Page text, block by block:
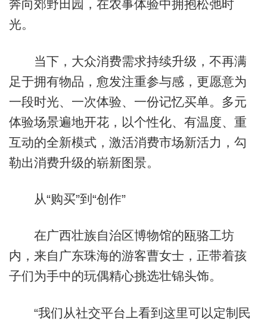
奔向郊野田园，在农事体验中拥抱松弛时
光。
当下，大众消费需求持续升级，不再满
足于拥有物品，愈发注重参与感，更愿意为
一段时光、一次体验、一份记忆买单。多元
体验场景遍地开花，以个性化、有温度、重
互动的全新模式，激活消费市场新活力，勾
勒出消费升级的崭新图景。
从“购买”到“创作”
在广西壮族自治区博物馆的瓯骆工坊
内，来自广东珠海的游客曹女士，正带着孩
子们为手中的玩偶精心挑选壮锦头饰。
“我们从社交平台上看到这里可以定制民